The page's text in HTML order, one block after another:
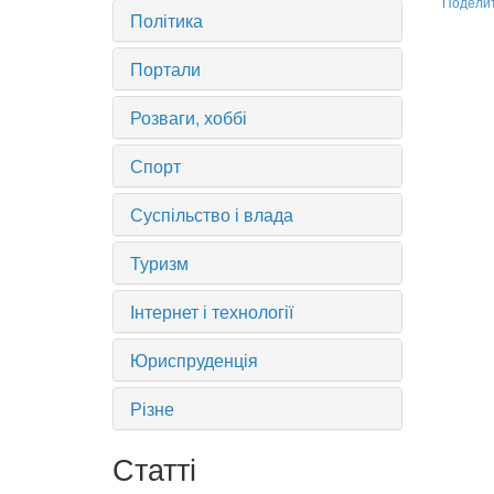
Політика
Портали
Розваги, хоббі
Спорт
Суспільство і влада
Туризм
Інтернет і технології
Юриспруденція
Різне
Статті